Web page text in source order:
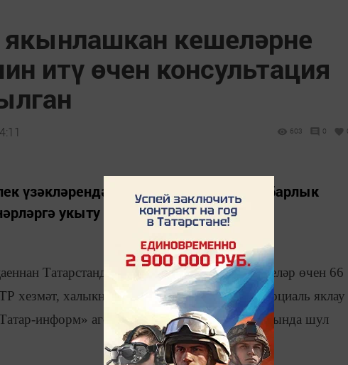
кешеләрне
итү өчен консультация
603 0
үзәкләрендә дәүләт хезмәтләренең барлык
укыту да каралган.
Татарстанда пенсия алды яшендәге кешеләр өчен 66
хезмәт, халыкны эш белән тәэмин итү һәм социаль яклау
информ» агентлыгына биргән интервьюсында шул